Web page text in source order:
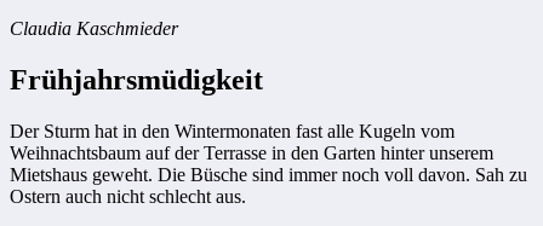
Claudia Kaschmieder
Frühjahrsmüdigkeit
Der Sturm hat in den Wintermonaten fast alle Kugeln vom
Weihnachtsbaum auf der Terrasse in den Garten hinter unserem
Mietshaus geweht. Die Büsche sind immer noch voll davon. Sah zu
Ostern auch nicht schlecht aus.